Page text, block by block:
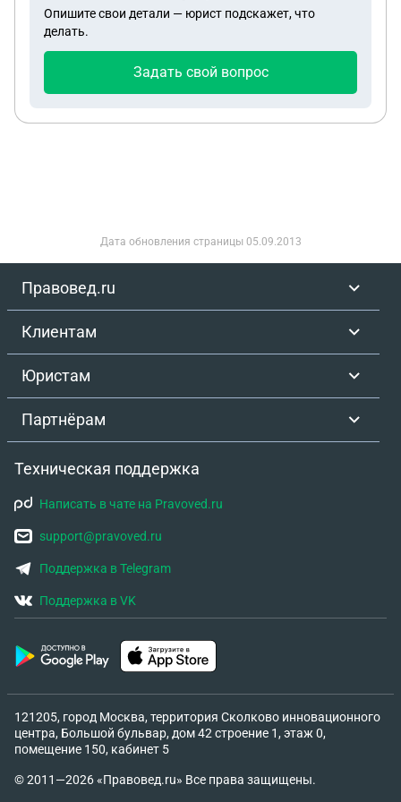
и оплачивать
данном случае?
Опишите свои детали — юрист подскажет, что
делать.
Задать свой вопрос
Дата обновления страницы 05.09.2013
Правовед.ru
Клиентам
Юристам
Партнёрам
Техническая поддержка
Написать в чате на Pravoved.ru
support@pravoved.ru
Поддержка в Telegram
Поддержка в VK
121205, город Москва, территория Сколково инновационного
центра, Большой бульвар, дом 42 строение 1, этаж 0,
помещение 150, кабинет 5
© 2011—2026 «Правовед.ru» Все права защищены.